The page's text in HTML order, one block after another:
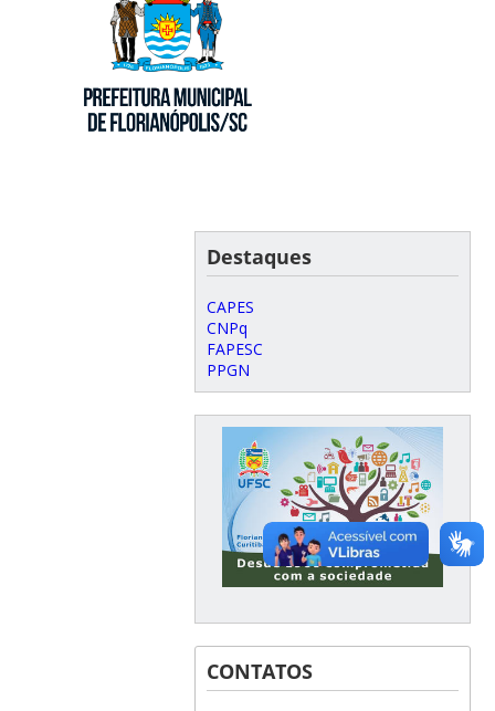
Destaques
CAPES
CNPq
FAPESC
PPGN
CONTATOS